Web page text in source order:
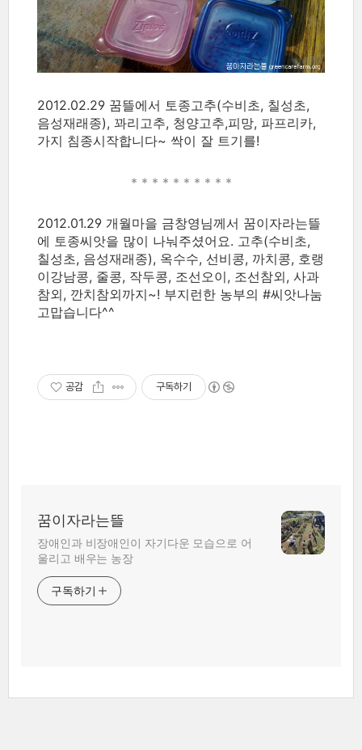
2012.02.29 꿈뜰에서 토종고추(수비초, 칠성초,
음성재래종), 꽈리고추, 청양고추,피망, 파프리카,
가지 침종시작합니다~ 싹이 잘 트기를!
* * * * * * * * * *
2012.01.29 개월마을 금창영님께서 꿈이자라는뜰
에 토종씨앗을 많이 나눠주셨어요. 고추(수비초,
칠성초, 음성재래종), 옥수수, 선비콩, 까치콩, 호랭
이강남콩, 줄콩, 작두콩, 조선오이, 조선참외, 사과
참외, 깐치참외까지~! 부지런한 농부의 #씨앗나눔
고맙습니다^^
공감 구독하기
꿈이자라는뜰
장애인과 비장애인이 자기다운 모습으로 어
울리고 배우는 농장
구독하기